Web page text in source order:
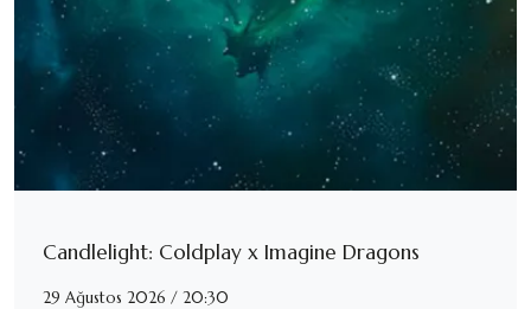
Candlelight: Coldplay x Imagine Dragons
29 Ağustos 2026 / 20:30